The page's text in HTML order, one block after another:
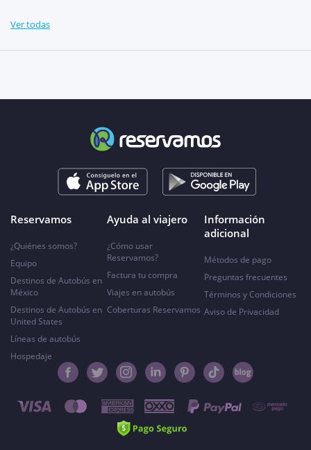
Ver todas
Reservamos
¿Quiénes somos?
Equipo
Destinos de Autobús en
México
Destinos de Autobús en
United States
Líneas de autobús
Hospedaje
Ayuda al viajero
¿Cómo usar
Reservamos?
Factura tu compra
Viajes en autobús
Coberturas Reservamos
Información
adicional
Métodos de pago
Preguntas frecuentes
Términos y Condiciones
Aviso de Privacidad